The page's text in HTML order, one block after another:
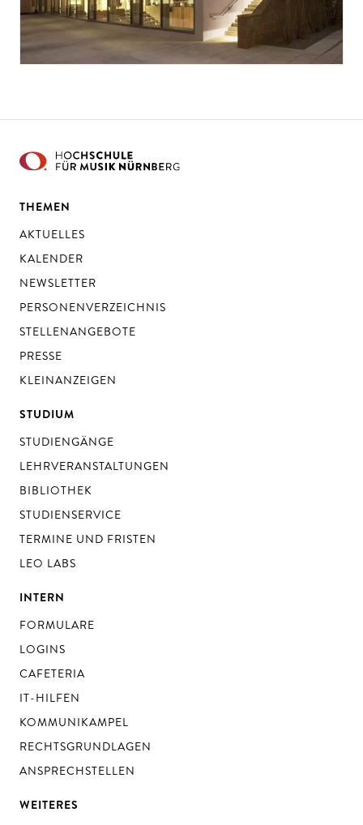
THEMEN
AKTUELLES
KALENDER
NEWSLETTER
PERSONENVERZEICHNIS
STELLENANGEBOTE
PRESSE
KLEINANZEIGEN
STUDIUM
STUDIENGÄNGE
LEHRVERANSTALTUNGEN
BIBLIOTHEK
STUDIENSERVICE
TERMINE UND FRISTEN
LEO LABS
INTERN
FORMULARE
LOGINS
CAFETERIA
IT-HILFEN
KOMMUNIKAMPEL
RECHTSGRUNDLAGEN
ANSPRECHSTELLEN
WEITERES